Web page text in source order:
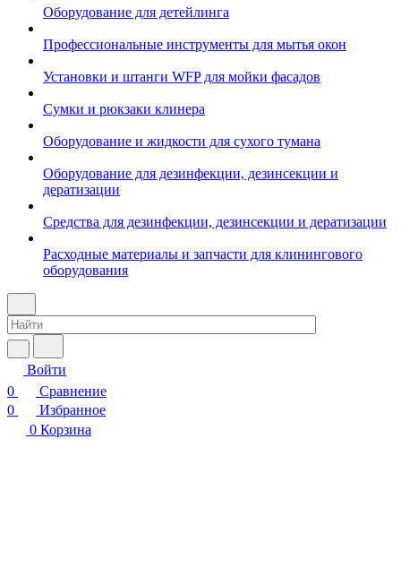
Оборудование для детейлинга
Профессиональные инструменты для мытья окон
Установки и штанги WFP для мойки фасадов
Сумки и рюкзаки клинера
Оборудование и жидкости для сухого тумана
Оборудование для дезинфекции, дезинсекции и
дератизации
Средства для дезинфекции, дезинсекции и дератизации
Расходные материалы и запчасти для клинингового
оборудования
Войти
0
Сравнение
0
Избранное
0 Корзина